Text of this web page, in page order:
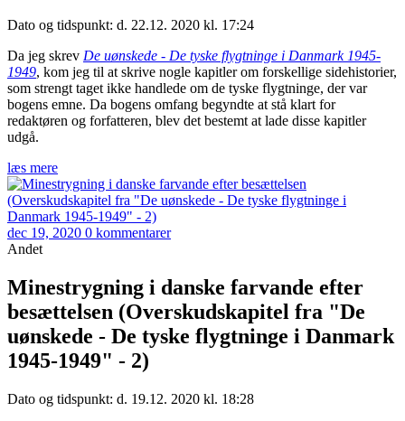
Dato og tidspunkt: d. 22.12. 2020 kl. 17:24
Da jeg skrev De uønskede - De tyske flygtninge i Danmark 1945-
1949, kom jeg til at skrive nogle kapitler om forskellige sidehistorier,
som strengt taget ikke handlede om de tyske flygtninge, der var
bogens emne. Da bogens omfang begyndte at stå klart for
redaktøren og forfatteren, blev det bestemt at lade disse kapitler
udgå.
læs mere
dec 19, 2020 0 kommentarer
Andet
Minestrygning i danske farvande efter
besættelsen (Overskudskapitel fra "De
uønskede - De tyske flygtninge i Danmark
1945-1949" - 2)
Dato og tidspunkt: d. 19.12. 2020 kl. 18:28